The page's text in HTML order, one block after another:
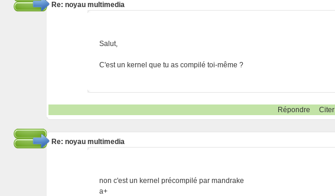
Re: noyau multimedia
Salut,
C'est un kernel que tu as compilé toi-même ?
Répondre Citer
Re: noyau multimedia
non c'est un kernel précompilé par mandrake
a+